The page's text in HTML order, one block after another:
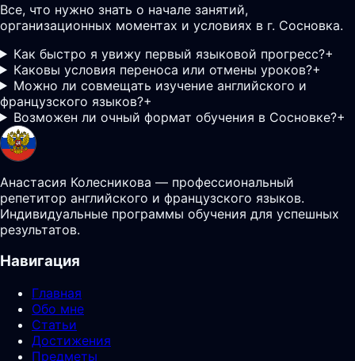
Все, что нужно знать о начале занятий,
организационных моментах и условиях в г. Сосновка.
Как быстро я увижу первый языковой прогресс?+
Каковы условия переноса или отмены уроков?+
Можно ли совмещать изучение английского и
французского языков?+
Возможен ли очный формат обучения в Сосновке?+
Анастасия Колесникова — профессиональный
репетитор английского и французского языков.
Индивидуальные программы обучения для успешных
результатов.
Навигация
Главная
Обо мне
Статьи
Достижения
Предметы